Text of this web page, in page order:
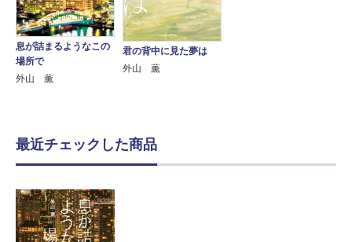
息が詰まるようなこの
場所で
外山 薫
君の背中に見た夢は
外山 薫
最近チェックした商品